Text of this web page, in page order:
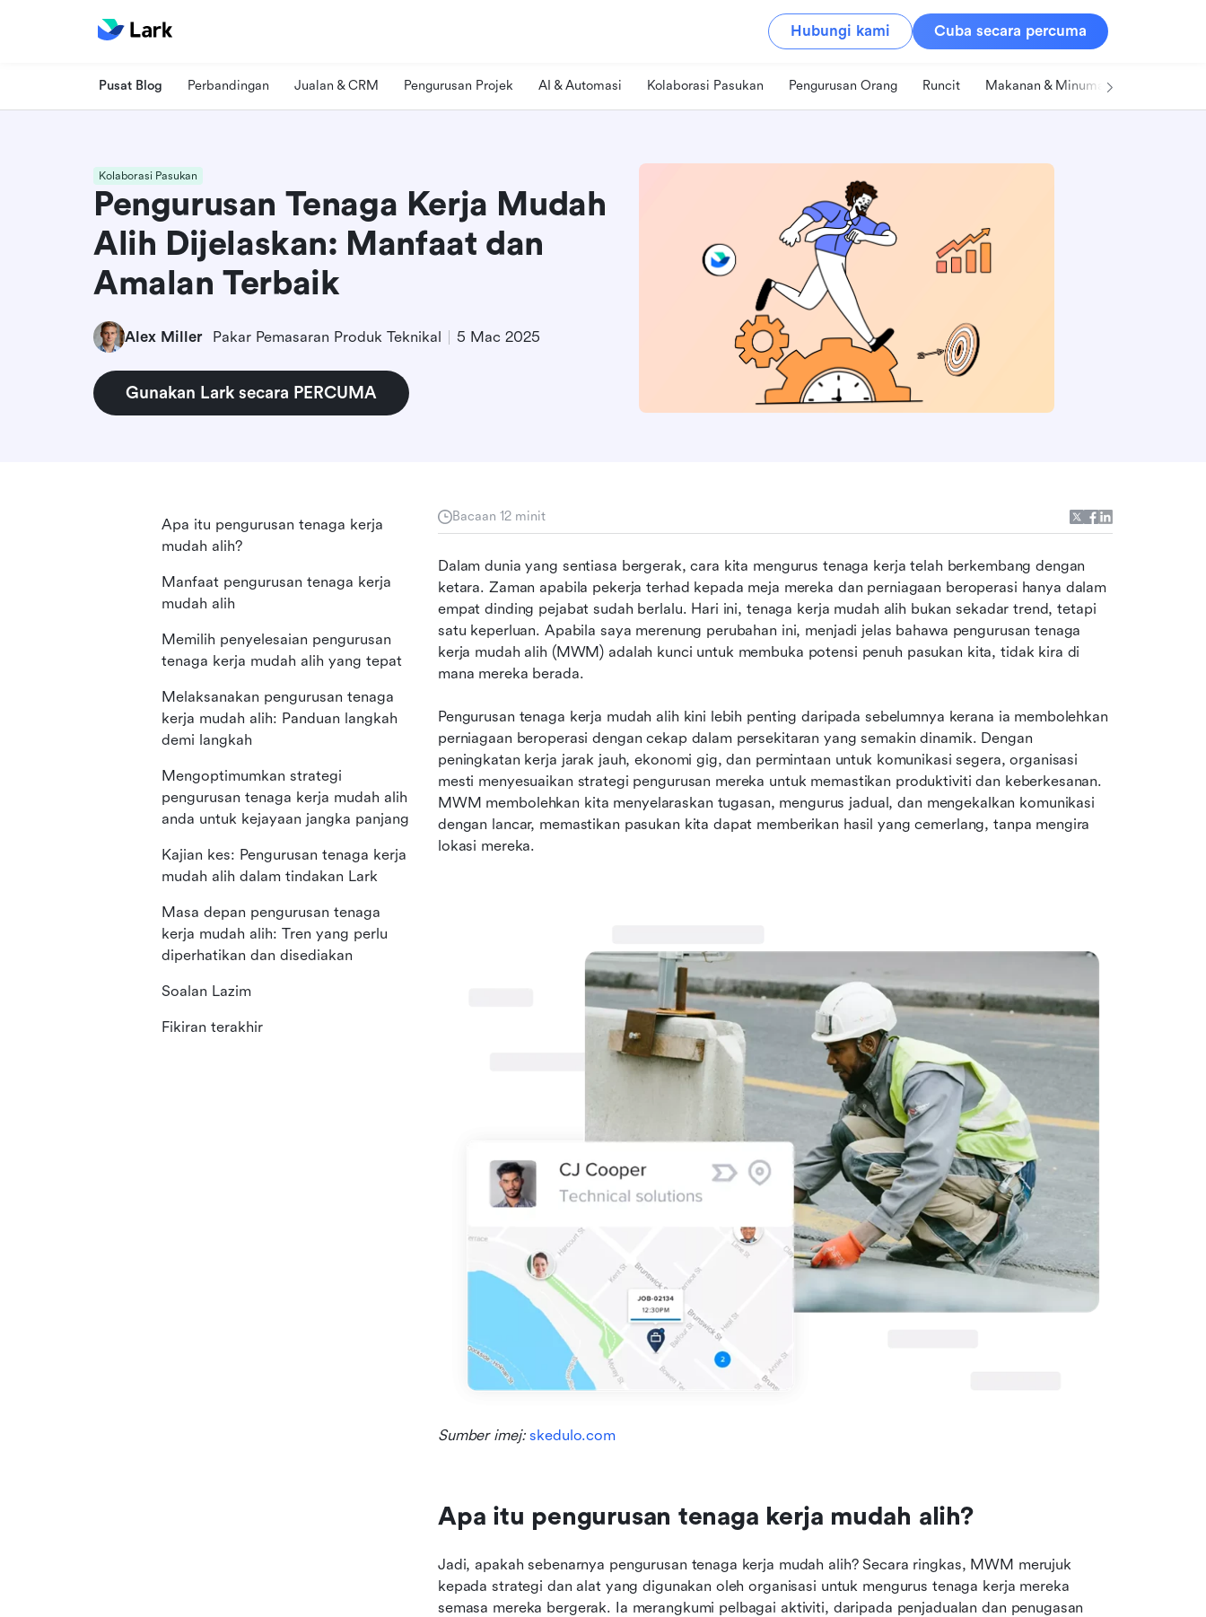
Hubungi kami Cuba secara percuma
Pusat Blog Perbandingan Jualan & CRM Pengurusan Projek AI & Automasi Kolaborasi Pasukan Pengurusan Orang Runcit Makanan & Minuman
Kolaborasi Pasukan
Pengurusan Tenaga Kerja Mudah
Alih Dijelaskan: Manfaat dan
Amalan Terbaik
Alex Miller Pakar Pemasaran Produk Teknikal 5 Mac 2025
Gunakan Lark secara PERCUMA
Bacaan 12 minit
Dalam dunia yang sentiasa bergerak, cara kita mengurus tenaga kerja telah berkembang dengan
ketara. Zaman apabila pekerja terhad kepada meja mereka dan perniagaan beroperasi hanya dalam
empat dinding pejabat sudah berlalu. Hari ini, tenaga kerja mudah alih bukan sekadar trend, tetapi
satu keperluan. Apabila saya merenung perubahan ini, menjadi jelas bahawa pengurusan tenaga
kerja mudah alih (MWM) adalah kunci untuk membuka potensi penuh pasukan kita, tidak kira di
mana mereka berada.
Pengurusan tenaga kerja mudah alih kini lebih penting daripada sebelumnya kerana ia membolehkan
perniagaan beroperasi dengan cekap dalam persekitaran yang semakin dinamik. Dengan
peningkatan kerja jarak jauh, ekonomi gig, dan permintaan untuk komunikasi segera, organisasi
mesti menyesuaikan strategi pengurusan mereka untuk memastikan produktiviti dan keberkesanan.
MWM membolehkan kita menyelaraskan tugasan, mengurus jadual, dan mengekalkan komunikasi
dengan lancar, memastikan pasukan kita dapat memberikan hasil yang cemerlang, tanpa mengira
lokasi mereka.
Sumber imej: skedulo.com
Apa itu pengurusan tenaga kerja mudah alih?
Jadi, apakah sebenarnya pengurusan tenaga kerja mudah alih? Secara ringkas, MWM merujuk
kepada strategi dan alat yang digunakan oleh organisasi untuk mengurus tenaga kerja mereka
semasa mereka bergerak. Ia merangkumi pelbagai aktiviti, daripada penjadualan dan penugasan
Apa itu pengurusan tenaga kerja
mudah alih?
Manfaat pengurusan tenaga kerja
mudah alih
Memilih penyelesaian pengurusan
tenaga kerja mudah alih yang tepat
Melaksanakan pengurusan tenaga
kerja mudah alih: Panduan langkah
demi langkah
Mengoptimumkan strategi
pengurusan tenaga kerja mudah alih
anda untuk kejayaan jangka panjang
Kajian kes: Pengurusan tenaga kerja
mudah alih dalam tindakan Lark
Masa depan pengurusan tenaga
kerja mudah alih: Tren yang perlu
diperhatikan dan disediakan
Soalan Lazim
Fikiran terakhir